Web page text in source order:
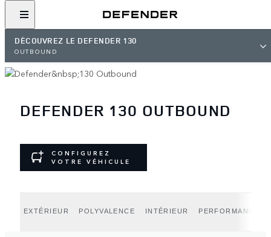
DÉCOUVREZ LE DEFENDER 130
OUTBOUND
DEFENDER 130 OUTBOUND
CONFIGUREZ
VOTRE VÉHICULE
EXTÉRIEUR POLYVALENCE INTÉRIEUR PERFORMANCES